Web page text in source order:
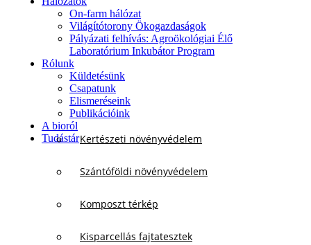
On-farm hálózat
Világítótorony Ökogazdaságok
Pályázati felhívás: Agroökológiai Élő
Laboratórium Inkubátor Program
Rólunk
Küldetésünk
Csapatunk
Elismeréseink
Publikációink
A bioról
TudástárKertészeti növényvédelem
Szántóföldi növényvédelem
Komposzt térkép
Kisparcellás fajtatesztek